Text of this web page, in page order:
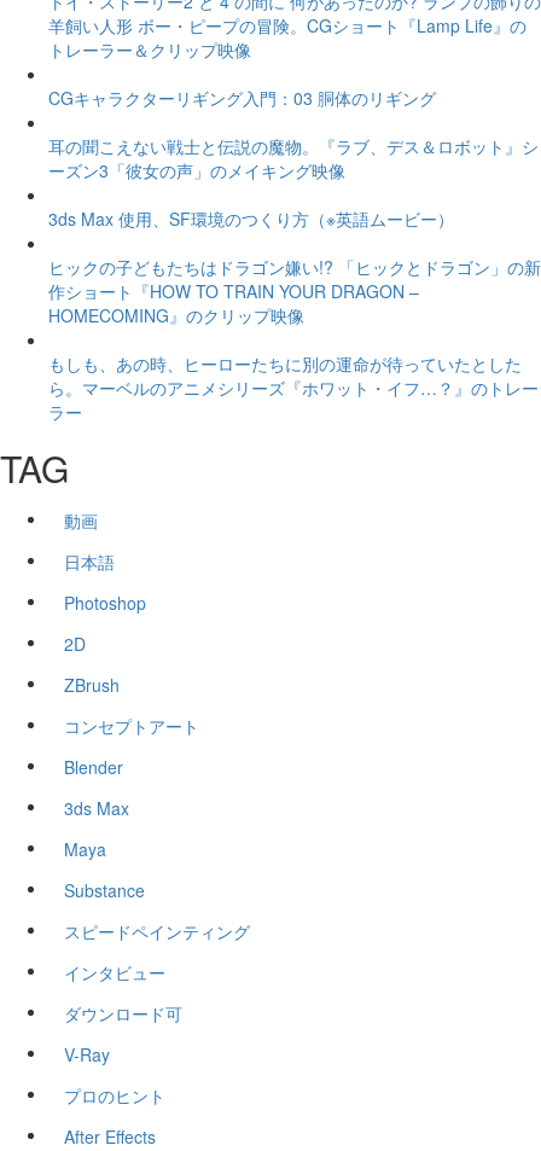
羊飼い人形 ボー・ピープの冒険。CGショート『Lamp Life』の
トレーラー＆クリップ映像
CGキャラクターリギング入門：03 胴体のリギング
耳の聞こえない戦士と伝説の魔物。『ラブ、デス＆ロボット』シ
ーズン3「彼女の声」のメイキング映像
3ds Max 使用、SF環境のつくり方（※英語ムービー）
ヒックの子どもたちはドラゴン嫌い!? 「ヒックとドラゴン」の新
作ショート『HOW TO TRAIN YOUR DRAGON –
HOMECOMING』のクリップ映像
もしも、あの時、ヒーローたちに別の運命が待っていたとした
ら。マーベルのアニメシリーズ『ホワット・イフ…？』のトレー
ラー
TAG
動画
日本語
Photoshop
2D
ZBrush
コンセプトアート
Blender
3ds Max
Maya
Substance
スピードペインティング
インタビュー
ダウンロード可
V-Ray
プロのヒント
After Effects